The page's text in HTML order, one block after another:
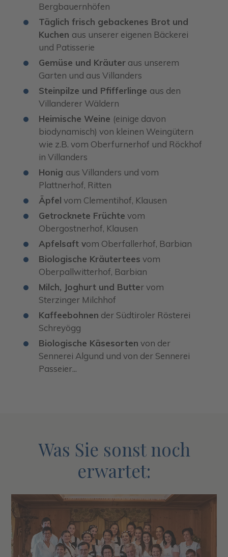
Bergbauernhöfen
Täglich frisch gebackenes Brot und
Kuchen aus unserer eigenen Bäckerei
und Patisserie
Gemüse und Kräuteraus unserem
Garten und aus Villanders
Steinpilze und Pfifferlinge aus den
Villanderer Wäldern
Heimische Weine (einige davon
biodynamisch) von kleinen Weingütern
wie z.B. vom Oberfurnerhof und Röckhof
in Villanders
Honig aus Villanders und vom
Plattnerhof, Ritten
Äpfel vom Clementihof, Klausen
Getrocknete Früchte vom
Obergostnerhof, Klausen
Apfelsaft vom Oberfallerhof, Barbian
Biologische Kräutertees vom
Oberpallwitterhof, Barbian
Milch, Joghurt und Butter vom
Sterzinger Milchhof
Kaffeebohnen der Südtiroler Rösterei
Schreyögg
Biologische Käsesorten von der
Sennerei Algund und von der Sennerei
Passeier...
Was Sie sonst noch
erwartet: